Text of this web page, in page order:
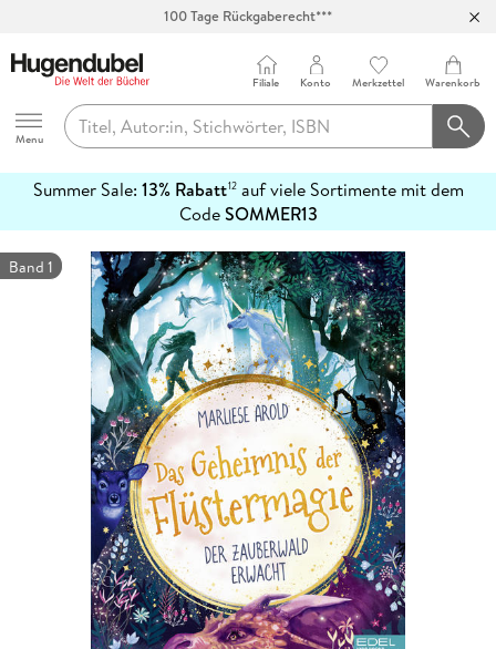
100 Tage Rückgaberecht***
Hugendubel
Menu
Filiale Konto Merkzettel Warenkorb
Summer Sale: 13% Rabatt12auf viele Sortimente mit dem
CodeSOMMER13
erfahren
Band 1